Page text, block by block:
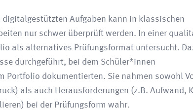
Aufgaben kann in klassischen
nur schwer überprüft werden. In einer
als alternatives Prüfungsformat untersucht.
durchgeführt, bei dem Schüler*innen
Portfolio dokumentierten. Sie nahmen sowohl
als auch Herausforderungen (z.B. Aufwand,
bei der Prüfungsform wahr.